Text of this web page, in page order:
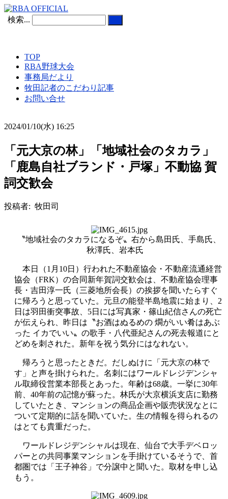
検索...
TOP
RBA野球大会
事務局だより
牧田記者のこだわり記事
お問い合せ
2024/01/10(水) 16:25
「元大京の林」「地域社会のタカラ」
「鹿島自社ブランド・戸塚」不動協 賀
詞交歓会
投稿者: 牧田司
〝地域社会のタカラになるぞ〟右から島田氏、手島氏、
秋澤氏、岩本氏
本日（1月10日）行われた不動産協会・不動産流通経営
協会（FRK）の合同新年賀詞交歓会は、不動産協会理事
長・吉田淳一氏（三菱地所会長）の挨拶を聞いたらすぐ
に帰ろうと思っていた。元旦の能登半島地震に始まり、2
日は羽田衝突事故、5日には写真家・篠山紀信さんの死亡
が伝えられ、昨日は〝お酒はぬるめの 燗がいい肴はあぶ
った イカでいい〟の歌手・八代亜紀さんの死去報道にと
どめを刺された。新年を祝う気分にはなれない。
帰ろうと思ったときだ。だしぬけに「元大京の林で
す」と声を掛けられた。名刺にはワールドレジデンシャ
ル取締役営業本部長とあった。年齢は68歳。一挙に30年
前、40年前の記憶が蘇った。林氏が大京横浜支店に勤務
していたとき、マンションの商品企画や販売状況なとに
ついて定期的に話を聞いていた。生の情報を得られるの
はとても貴重だった。
ワールドレジデンシャルは現在、仙台で大手デベロッ
パーとの共同事業マンションを手掛けているそうで、首
都圏では「王子神谷」で分譲中と聞いた。取材を申し込
もう。